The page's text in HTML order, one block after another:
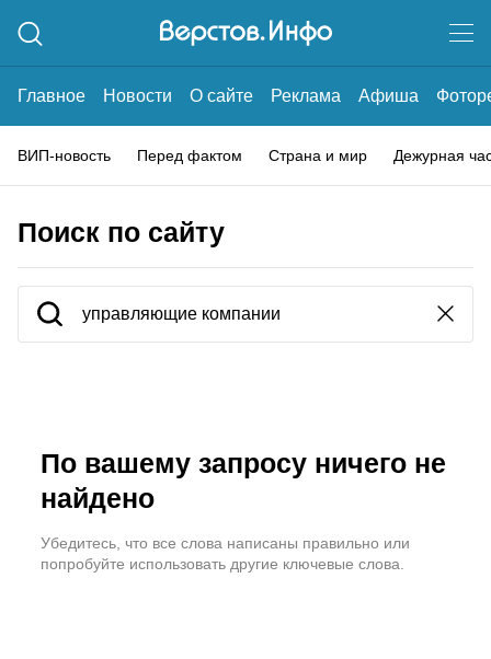
Главное Новости О сайте Реклама Афиша
ВИП-новость Перед фактом Страна и мир Дежурная
Поиск по сайту
По вашему запросу ничего не
найдено
Убедитесь, что все слова написаны правильно или
попробуйте использовать другие ключевые слова.